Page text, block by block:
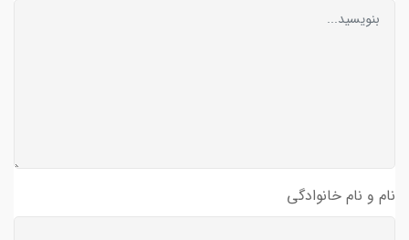
نام و نام خانوادگی